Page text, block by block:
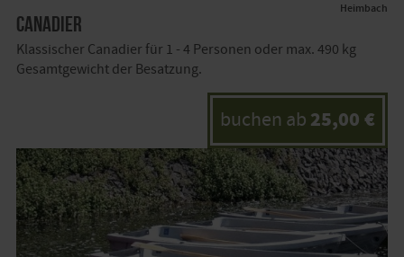
Heimbach
Canadier
Klassischer Canadier für 1 - 4 Personen oder max. 490 kg
Gesamtgewicht der Besatzung.
buchen ab 25,00 €